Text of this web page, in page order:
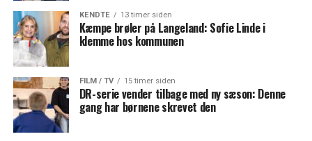
KENDTE 13 timer siden
Kæmpe brøler på Langeland: Sofie Linde i
klemme hos kommunen
FILM / TV 15 timer siden
DR-serie vender tilbage med ny sæson: Denne
gang har børnene skrevet den